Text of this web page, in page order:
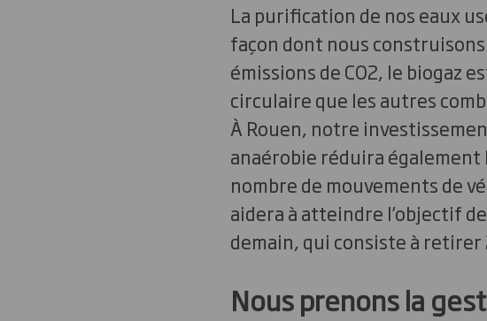
La purification de nos eaux
façon dont nous
émissions de CO2, le biogaz
circulaire que les autres
À Rouen, notre
anaérobie réduira également
nombre de mouvements de
aidera à atteindre l’objectif
demain, qui consiste à
Nous prenons la